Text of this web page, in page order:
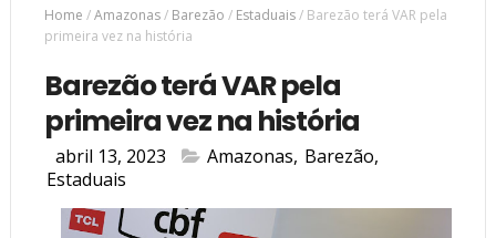
Home /Amazonas/ Barezão / Estaduais/ Barezão terá VAR pela
primeira vez na história
Barezão terá VAR pela
primeira vez na história
abril 13, 2023 Amazonas, Barezão,
Estaduais